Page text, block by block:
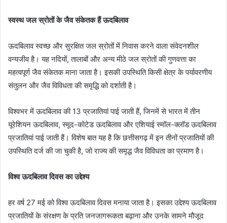
स्वस्थ जल स्रोतों के जैव संकेतक हैं ऊदबिलाव
ऊदबिलाव स्वच्छ और सुरक्षित जल स्रोतों में निवास करने वाला संवेदनशील
वन्यजीव है। यह नदियों, तालाबों और अन्य मीठे जल स्रोतों की गुणवत्ता का
महत्वपूर्ण जैव संकेतक माना जाता है। इसकी उपस्थिति किसी क्षेत्र के पर्यावरणीय
संतुलन और जैव विविधता की समृद्धि को दर्शाती है।
विश्वभर में ऊदबिलाव की 13 प्रजातियां पाई जाती हैं, जिनमें से भारत में तीन
यूरेशियन ऊदबिलाव, स्मूद-कोटेड ऊदबिलाव और एशियाई स्मॉल-क्लॉड ऊदबिलाव
प्रजातियां पाई जाती हैं। विशेष बात यह है कि छत्तीसगढ़ में इन तीनों प्रजातियों की
उपस्थिति दर्ज की जा चुकी है, जो राज्य की समृद्ध जैव विविधता का प्रमाण है।
विश्व ऊदबिलाव दिवस का उद्देश्य
हर वर्ष 27 मई को विश्व ऊदबिलाव दिवस मनाया जाता है। इसका उद्देश्य ऊदबिलाव
प्रजातियों के संरक्षण के प्रति जनजागरूकता बढ़ाना और उनके सामने मौजूद